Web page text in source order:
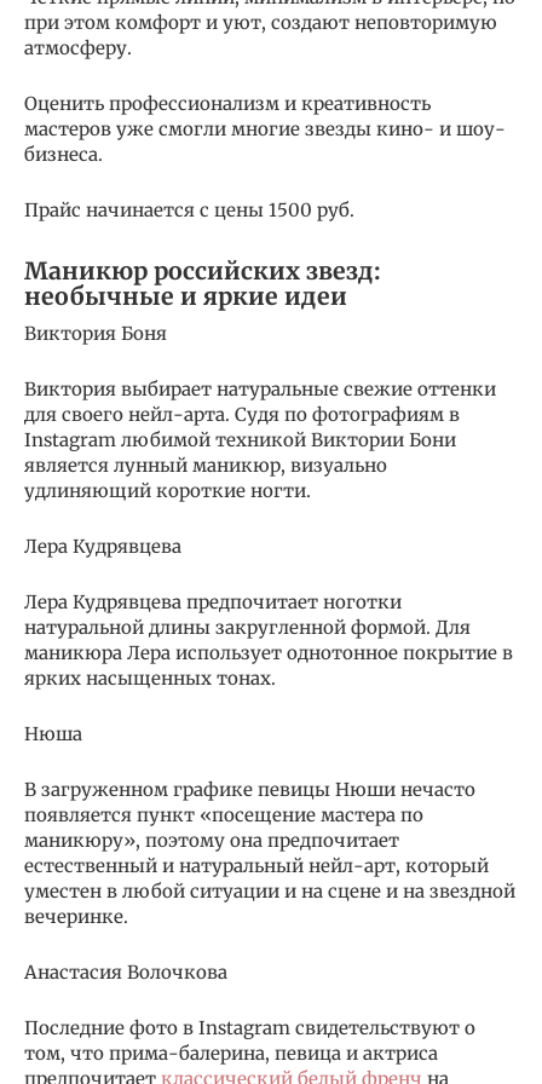
при этом комфорт и уют, создают неповторимую
атмосферу.
Оценить профессионализм и креативность
мастеров уже смогли многие звезды кино- и шоу-
бизнеса.
Прайс начинается с цены 1500 руб.
Маникюр российских звезд:
необычные и яркие идеи
Виктория Боня
Виктория выбирает натуральные свежие оттенки
для своего нейл-арта. Судя по фотографиям в
Instagram любимой техникой Виктории Бони
является лунный маникюр, визуально
удлиняющий короткие ногти.
Лера Кудрявцева
Лера Кудрявцева предпочитает ноготки
натуральной длины закругленной формой. Для
маникюра Лера использует однотонное покрытие в
ярких насыщенных тонах.
Нюша
В загруженном графике певицы Нюши нечасто
появляется пункт «посещение мастера по
маникюру», поэтому она предпочитает
естественный и натуральный нейл-арт, который
уместен в любой ситуации и на сцене и на звездной
вечеринке.
Анастасия Волочкова
Последние фото в Instagram свидетельствуют о
том, что прима-балерина, певица и актриса
предпочитает классический белый френч на